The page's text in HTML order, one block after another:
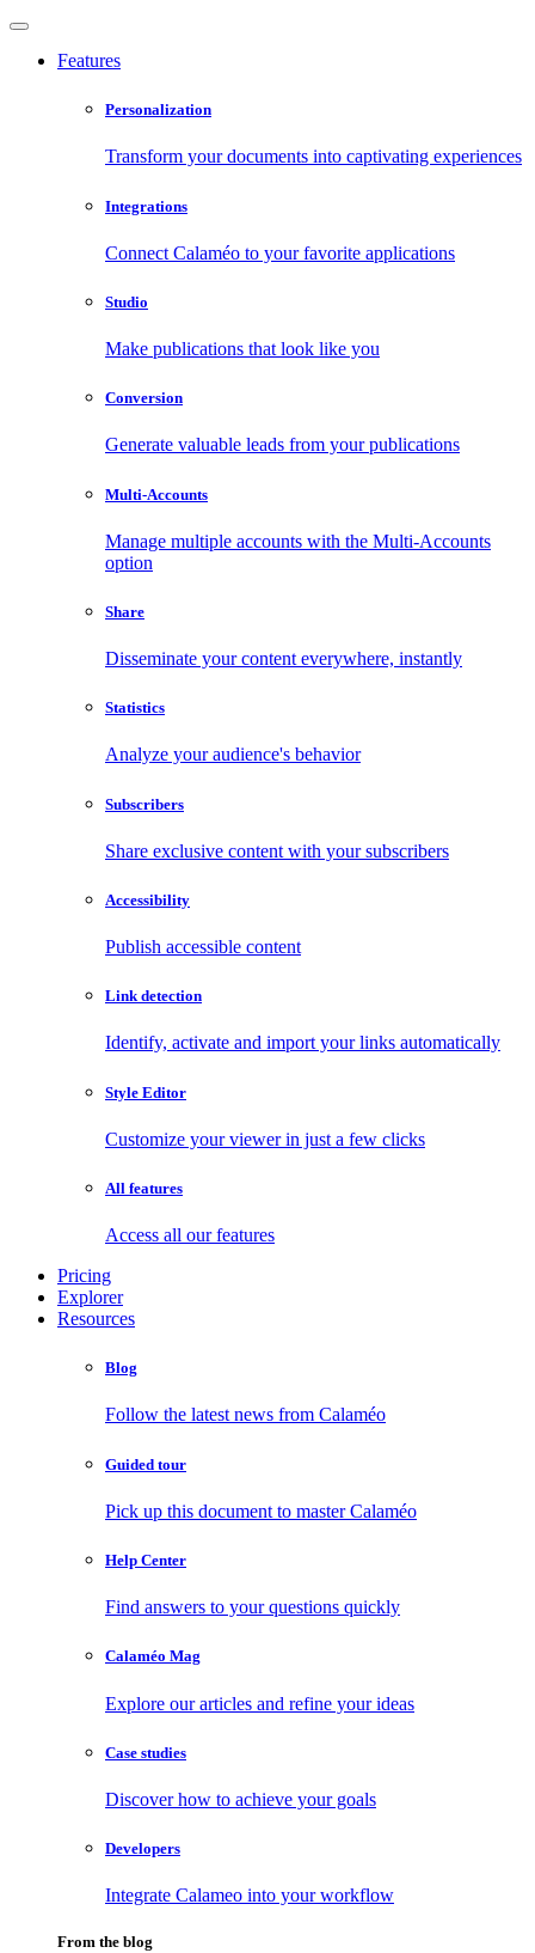
Features
Personalization
Transform your documents into captivating experiences
Integrations
Connect Calaméo to your favorite applications
Studio
Make publications that look like you
Conversion
Generate valuable leads from your publications
Multi-Accounts
Manage multiple accounts with the Multi-Accounts
option
Share
Disseminate your content everywhere, instantly
Statistics
Analyze your audience's behavior
Subscribers
Share exclusive content with your subscribers
Accessibility
Publish accessible content
Link detection
Identify, activate and import your links automatically
Style Editor
Customize your viewer in just a few clicks
All features
Access all our features
Pricing
Explorer
Resources
Blog
Follow the latest news from Calaméo
Guided tour
Pick up this document to master Calaméo
Help Center
Find answers to your questions quickly
Calaméo Mag
Explore our articles and refine your ideas
Case studies
Discover how to achieve your goals
Developers
Integrate Calameo into your workflow
From the blog